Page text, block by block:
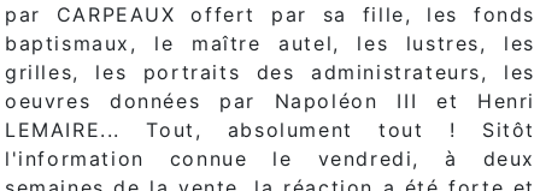
par CARPEAUX offert par sa fille, les fonds
baptismaux, le maître autel, les lustres, les
grilles, les portraits des administrateurs, les
oeuvres données par Napoléon III et Henri
LEMAIRE... Tout, absolument tout ! Sitôt
l'information connue le vendredi, à deux